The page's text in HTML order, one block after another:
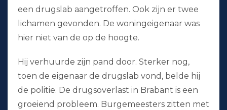
een drugslab aangetroffen. Ook zijn er twee
lichamen gevonden. De woningeigenaar was
hier niet van de op de hoogte.
Hij verhuurde zijn pand door. Sterker nog,
toen de eigenaar de drugslab vond, belde hij
de politie. De drugsoverlast in Brabant is een
groeiend probleem. Burgemeesters zitten met